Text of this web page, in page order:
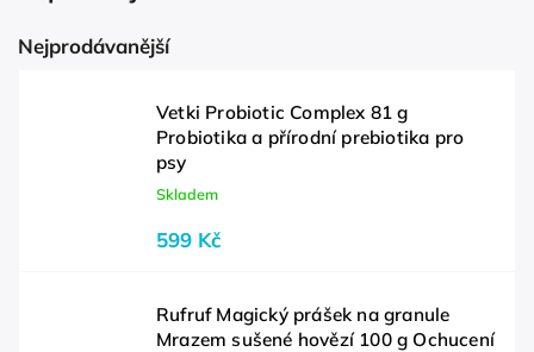
Nejprodávanější
Vetki Probiotic Complex 81 g
Probiotika a přírodní prebiotika pro
psy
Skladem
599 Kč
Rufruf Magický prášek na granule
Mrazem sušené hovězí 100 g Ochucení